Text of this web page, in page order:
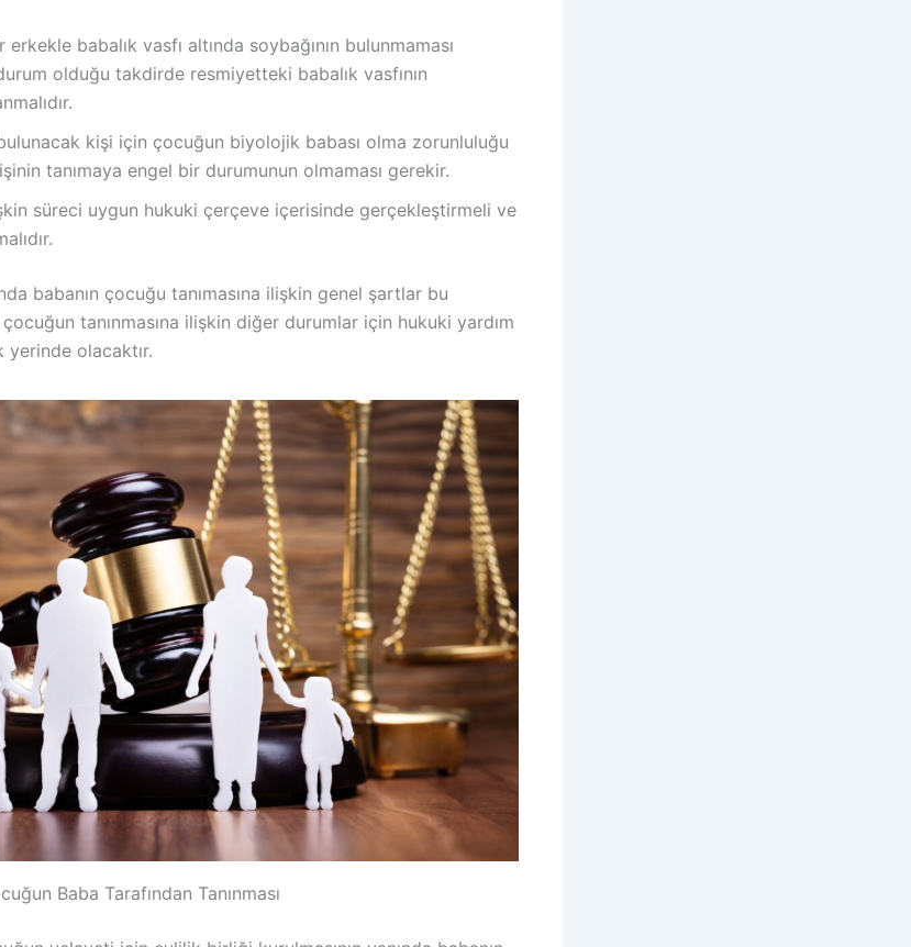
babalık vasfı altında soybağının bulunmaması
olduğu takdirde resmiyetteki babalık vasfının
kişi için çocuğun biyolojik babası olma zorunluluğu
tanımaya engel bir durumunun olmaması gerekir.
süreci uygun hukuki çerçeve içerisinde gerçekleştirmeli ve
babanın çocuğu tanımasına ilişkin genel şartlar bu
çocuğun tanınmasına ilişkin diğer durumlar için hukuki yardım
yerinde olacaktır.
Baba Tarafından Tanınması